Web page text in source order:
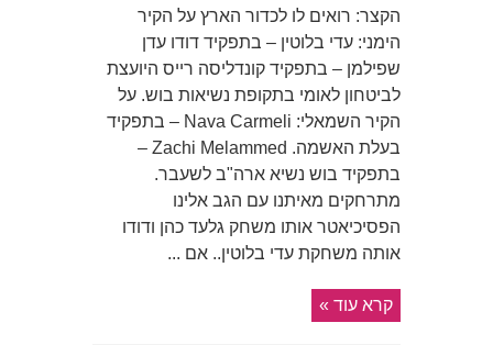
הקצר: רואים לו לכדור הארץ על הקיר
הימני: עדי בלוטין – בתפקיד דודו עדן
שפילמן – בתפקיד קונדליסה רייס היועצת
לביטחון לאומי בתקופת נשיאות בוש. על
הקיר השמאלי: Nava Carmeli – בתפקיד
בעלת האשמה. Zachi Melammed –
בתפקיד בוש נשיא ארה"ב לשעבר.
מתרחקים מאיתנו עם הגב אלינו
הפסיכיאטר אותו משחק גלעד כהן ודודו
אותה משחקת עדי בלוטין.. אם ...
קרא עוד »